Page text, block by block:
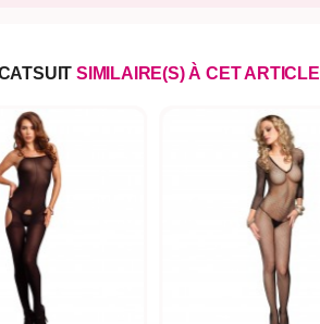
SIMILAIRE(S) À CET ARTICLE